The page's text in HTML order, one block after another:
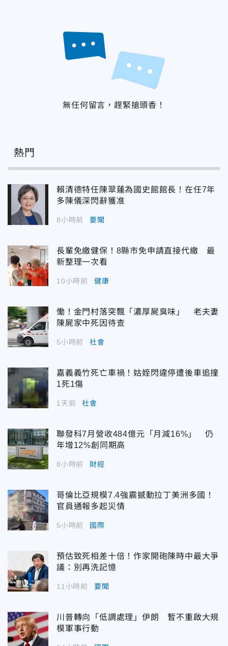
無任何留言，趕緊搶頭香！
熱門
賴清德特任陳翠蓮為國史館館長！在任7年
多陳儀深閃辭獲准
8小時前 要聞
長輩免繳健保！8縣市免申請直接代繳 最
新整理一次看
10小時前 健康
慟！金門村落突飄「濃厚屍臭味」 老夫妻
陳屍家中死因待查
5小時前 社會
嘉義義竹死亡車禍！姑姪閃違停遭後車追撞
1死1傷
1天前 社會
聯發科7月營收484億元「月減16%」 仍
年增12%創同期高
8小時前 財經
哥倫比亞規模7.4強震撼動拉丁美洲多國！
官員通報多起災情
5小時前 國際
預估致死相差十倍！作家開砲陳時中最大爭
議：別再洗記憶
11小時前 要聞
川普轉向「低調處理」伊朗 暫不重啟大規
模軍事行動